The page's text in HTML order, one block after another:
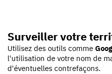
Surveiller votre
Utilisez des outils comme
l'utilisation de votre nom de
d'éventuelles contrefaçons.